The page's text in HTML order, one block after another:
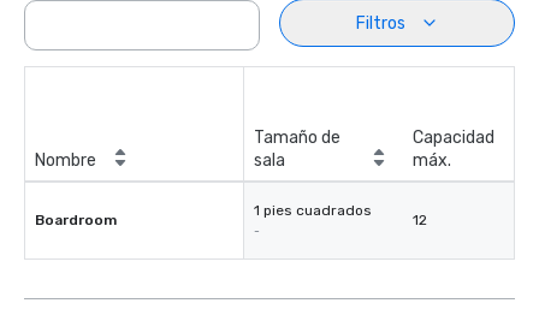
Filtros
Nombre
Tamaño de
sala
Capacidad
máx.
Boardroom
1 pies cuadrados
-
12